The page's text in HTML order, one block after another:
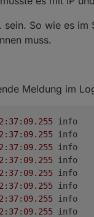
So wie es
muss.
Meldung im
: 37: 09.255
: 37: 09.255
: 37: 09.255
: 37: 09.255
: 37: 09.255
: 37: 09.255
: 37: 09.255
: 37: 09.255